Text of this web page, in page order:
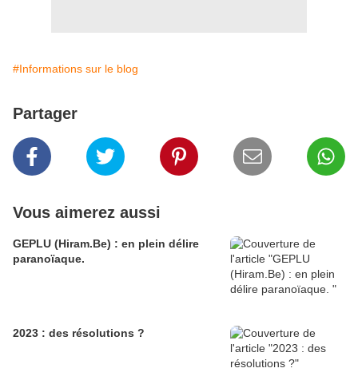
#Informations sur le blog
Partager
Vous aimerez aussi
GEPLU (Hiram.Be) : en plein délire
paranoïaque.
2023 : des résolutions ?